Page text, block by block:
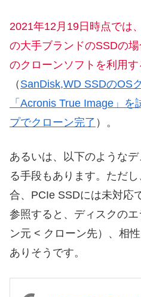
2021年12月19日時点では
の大手ブランドのSSDの
のクローンソフトを利用
（ SanDisk,WD SSDのOS
「Acronis True Image」
プでクローン完了 ）。
あるいは、以下のような
る手段もあります。ただ
合、PCIe SSDには未対応
参照すると、ディスクの
ン元 < クローン先）、相
ありそうです。